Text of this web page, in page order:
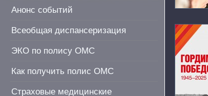
Анонс событий
Всеобщая диспансеризация
ЭКО по полису ОМС
Как получить полис ОМС
Страховые медицинские